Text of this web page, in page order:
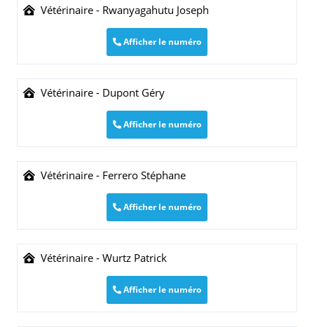
Vétérinaire - Rwanyagahutu Joseph
Afficher le numéro
Vétérinaire - Dupont Géry
Afficher le numéro
Vétérinaire - Ferrero Stéphane
Afficher le numéro
Vétérinaire - Wurtz Patrick
Afficher le numéro